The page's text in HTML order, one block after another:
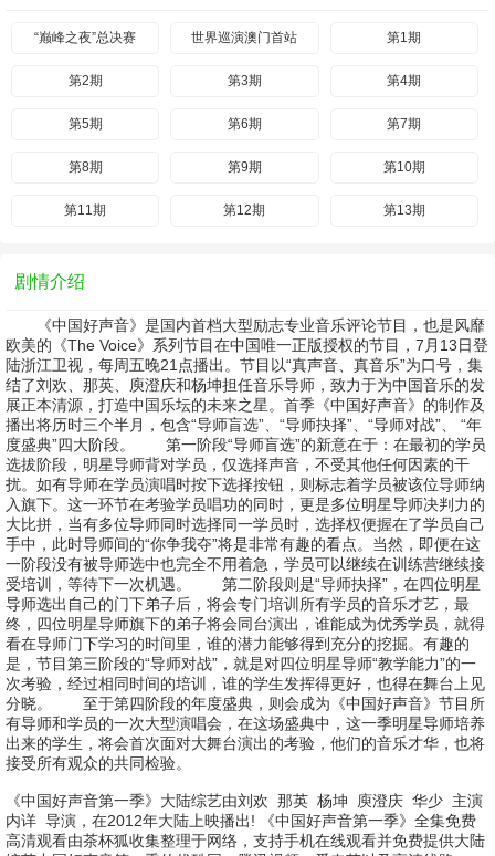
“巅峰之夜”总决赛 世界巡演澳门首站 第1期
第2期 第3期 第4期
第5期 第6期 第7期
第8期 第9期 第10期
第11期 第12期 第13期
剧情介绍
《中国好声音》是国内首档大型励志专业音乐评论节目，也是风靡
欧美的《The Voice》系列节目在中国唯一正版授权的节目，7月13日登
陆浙江卫视，每周五晚21点播出。节目以“真声音、真音乐”为口号，集
结了刘欢、那英、庾澄庆和杨坤担任音乐导师，致力于为中国音乐的发
展正本清源，打造中国乐坛的未来之星。首季《中国好声音》的制作及
播出将历时三个半月，包含“导师盲选”、“导师抉择”、“导师对战”、 “年
度盛典”四大阶段。 第一阶段“导师盲选”的新意在于：在最初的学员
选拔阶段，明星导师背对学员，仅选择声音，不受其他任何因素的干
扰。如有导师在学员演唱时按下选择按钮，则标志着学员被该位导师纳
入旗下。这一环节在考验学员唱功的同时，更是多位明星导师决判力的
大比拼，当有多位导师同时选择同一学员时，选择权便握在了学员自己
手中，此时导师间的“你争我夺”将是非常有趣的看点。当然，即便在这
一阶段没有被导师选中也完全不用着急，学员可以继续在训练营继续接
受培训，等待下一次机遇。 第二阶段则是“导师抉择”，在四位明星
导师选出自己的门下弟子后，将会专门培训所有学员的音乐才艺，最
终，四位明星导师旗下的弟子将会同台演出，谁能成为优秀学员，就得
看在导师门下学习的时间里，谁的潜力能够得到充分的挖掘。有趣的
是，节目第三阶段的“导师对战”，就是对四位明星导师“教学能力”的一
次考验，经过相同时间的培训，谁的学生发挥得更好，也得在舞台上见
分晓。 至于第四阶段的年度盛典，则会成为《中国好声音》节目所
有导师和学员的一次大型演唱会，在这场盛典中，这一季明星导师培养
出来的学生，将会首次面对大舞台演出的考验，他们的音乐才华，也将
接受所有观众的共同检验。
《中国好声音第一季》大陆综艺由刘欢 那英 杨坤 庾澄庆 华少 主演
内详 导演，在2012年大陆上映播出! 《中国好声音第一季》全集免费
高清观看由茶杯狐收集整理于网络，支持手机在线观看并免费提供大陆